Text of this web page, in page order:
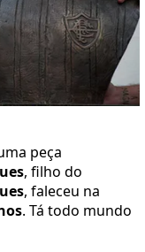
peça
, filho do
, faleceu na
. Tá todo mundo